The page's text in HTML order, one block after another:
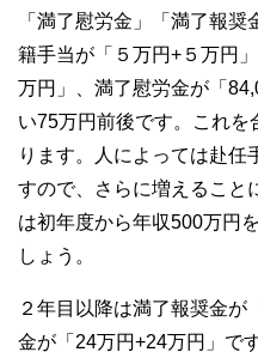
「満了慰労金」「満了報
籍手当が「５万円+５万円
万円」、満了慰労金が「
い75万円前後です。これ
ります。人によっては赴任
すので、さらに増えること
は初年度から年収500万円
しょう。
２年目以降は満了報奨金が
金が「24万円+24万円」で